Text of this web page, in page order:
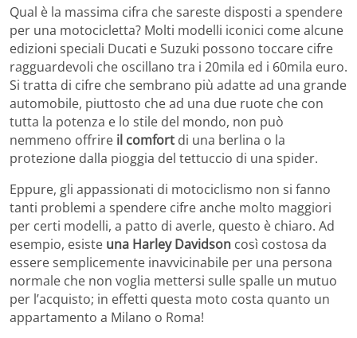
Qual è la massima cifra che sareste disposti a spendere
per una motocicletta? Molti modelli iconici come alcune
edizioni speciali Ducati e Suzuki possono toccare cifre
ragguardevoli che oscillano tra i 20mila ed i 60mila euro.
Si tratta di cifre che sembrano più adatte ad una grande
automobile, piuttosto che ad una due ruote che con
tutta la potenza e lo stile del mondo, non può
nemmeno offrire il comfort di una berlina o la
protezione dalla pioggia del tettuccio di una spider.
Eppure, gli appassionati di motociclismo non si fanno
tanti problemi a spendere cifre anche molto maggiori
per certi modelli, a patto di averle, questo è chiaro. Ad
esempio, esiste una Harley Davidson così costosa da
essere semplicemente inavvicinabile per una persona
normale che non voglia mettersi sulle spalle un mutuo
per l’acquisto; in effetti questa moto costa quanto un
appartamento a Milano o Roma!